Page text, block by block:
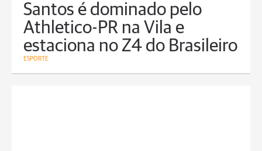
Santos é dominado pelo
Athletico-PR na Vila e
estaciona no Z4 do Brasileiro
ESPORTE